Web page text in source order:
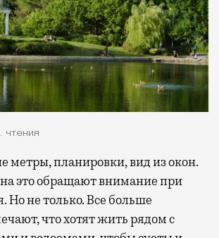
чтения
это обращают внимание при
Но не только. Все больше
что хотят жить рядом с